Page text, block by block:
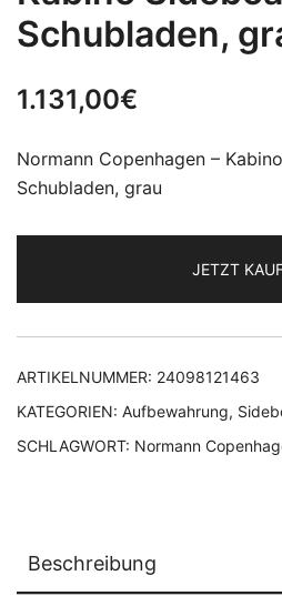
Schubladen,
1.131,00€
Normann Copenhagen –
Schubladen, grau
JETZT
ARTIKELNUMMER: 24098121463
KATEGORIEN: Aufbewahrung,
SCHLAGWORT: Normann
Beschreibung